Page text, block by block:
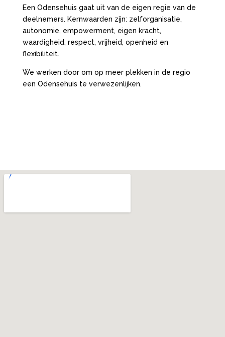
Een Odensehuis gaat uit van de eigen regie van de
deelnemers. Kernwaarden zijn: zelforganisatie,
autonomie, empowerment, eigen kracht,
waardigheid, respect, vrijheid, openheid en
flexibiliteit.
We werken door om op meer plekken in de regio
een Odensehuis te verwezenlijken.